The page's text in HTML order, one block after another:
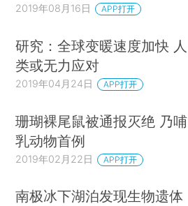
2019年08月16日 APP打开
研究：全球变暖速度加快 人
类或无力应对
2019年04月24日 APP打开
珊瑚裸尾鼠被通报灭绝 乃哺
乳动物首例
2019年02月22日 APP打开
南极冰下湖泊发现生物遗体